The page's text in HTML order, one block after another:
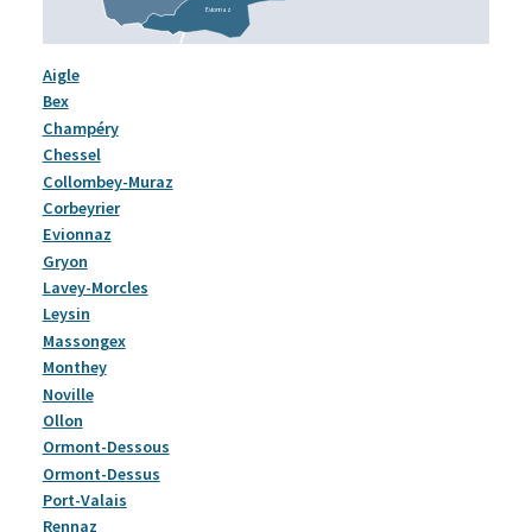
Evionnaz
Aigle
Bex
Champéry
Chessel
Collombey-Muraz
Corbeyrier
Evionnaz
Gryon
Lavey-Morcles
Leysin
Massongex
Monthey
Noville
Ollon
Ormont-Dessous
Ormont-Dessus
Port-Valais
Rennaz